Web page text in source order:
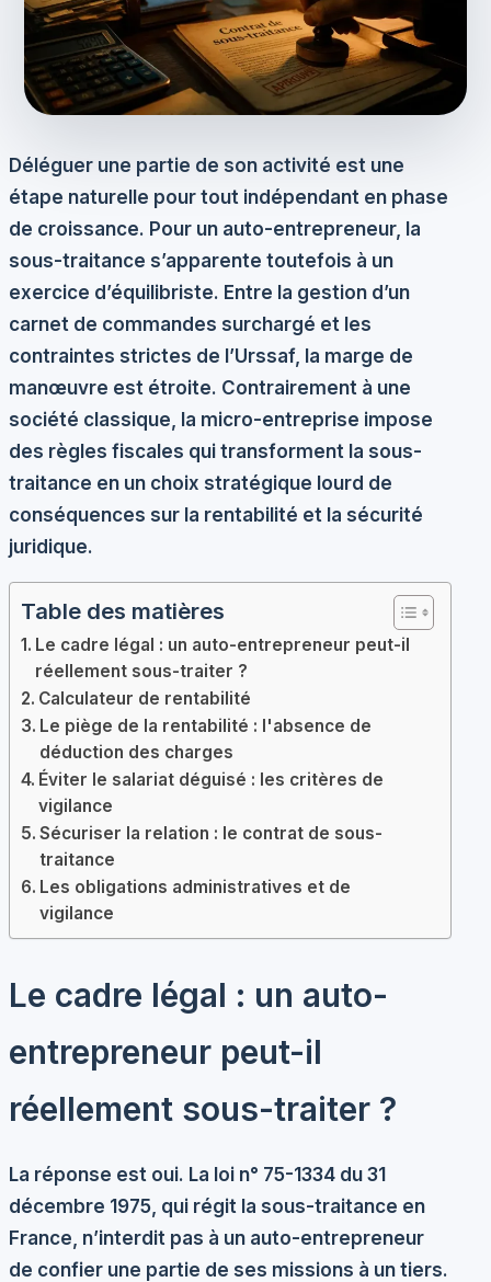
Déléguer une partie de son activité est une
étape naturelle pour tout indépendant en phase
de croissance. Pour un auto-entrepreneur, la
sous-traitance s’apparente toutefois à un
exercice d’équilibriste. Entre la gestion d’un
carnet de commandes surchargé et les
contraintes strictes de l’Urssaf, la marge de
manœuvre est étroite. Contrairement à une
société classique, la micro-entreprise impose
des règles fiscales qui transforment la sous-
traitance en un choix stratégique lourd de
conséquences sur la rentabilité et la sécurité
juridique.
Table des matières
Le cadre légal : un auto-entrepreneur peut-il
réellement sous-traiter ?
Calculateur de rentabilité
Le piège de la rentabilité : l'absence de
déduction des charges
Éviter le salariat déguisé : les critères de
vigilance
Sécuriser la relation : le contrat de sous-
traitance
Les obligations administratives et de
vigilance
Le cadre légal : un auto-
entrepreneur peut-il
réellement sous-traiter ?
La réponse est oui. La loi n° 75-1334 du 31
décembre 1975, qui régit la sous-traitance en
France, n’interdit pas à un auto-entrepreneur
de confier une partie de ses missions à un tiers.